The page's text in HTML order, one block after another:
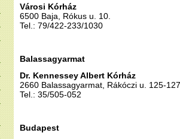
Városi Kórház
6500 Baja, Rókus u. 10.
Tel.: 79/422-233/1030
Balassagyarmat
Dr. Kennessey Albert Kórház
2660 Balassagyarmat, Rákóczi u. 125-
Tel.: 35/505-052
Budapest